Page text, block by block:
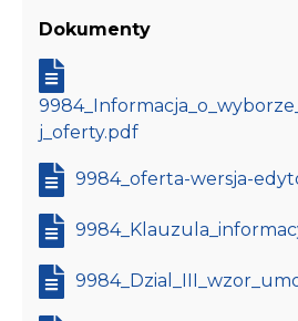
Dokumenty
j_oferty.pdf
9984_oferta-wersja-